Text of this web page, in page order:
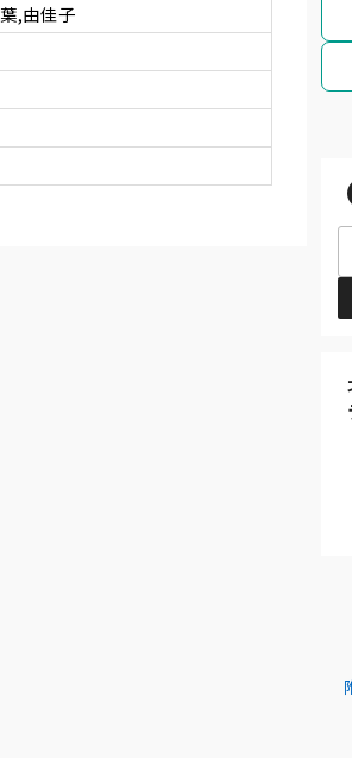
,由佳子